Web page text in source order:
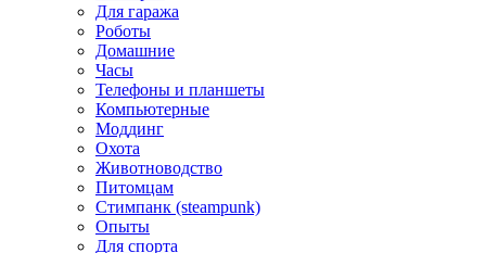
Для гаража
Роботы
Домашние
Часы
Телефоны и планшеты
Компьютерные
Моддинг
Охота
Животноводство
Питомцам
Стимпанк (steampunk)
Опыты
Для спорта